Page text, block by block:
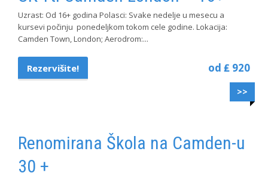
Uzrast: Od 16+ godina Polasci: Svake nedelje u mesecu a
kursevi počinju ponedeljkom tokom cele godine. Lokacija:
Camden Town, London; Aerodrom:...
Rezervišite! od ₤ 920
>>
Renomirana Škola na Camden-u
30 +